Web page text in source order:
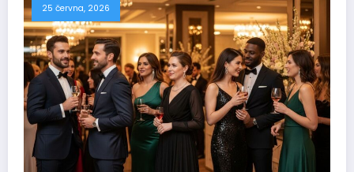
25 června, 2026